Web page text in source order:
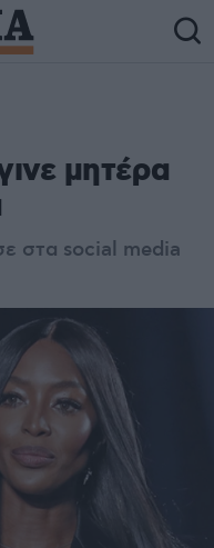
μητέρα
στα social media